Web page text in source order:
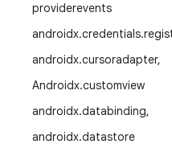
providerevents
androidx.credentials.
androidx.cursoradapter,
Androidx.customview
androidx.databinding,
androidx.datastore